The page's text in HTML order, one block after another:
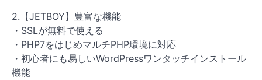
2.【JETBOY】豊富な機能
・SSLが無料で使える
・PHP7をはじめマルチPHP環境に対応
・初心者にも易しいWordPressワンタッチインストール
機能